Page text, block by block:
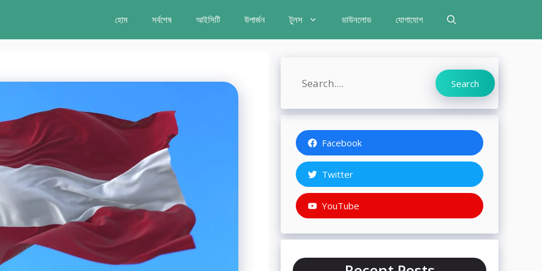
হোম সর্বশেষ আইসিটি উপার্জন টুলস ডাউনলোড যোগাযোগ
Search Search
Facebook
Twitter
YouTube